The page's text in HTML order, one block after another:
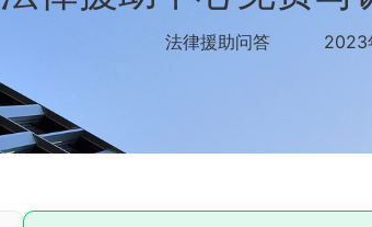
法律援助问答 2023